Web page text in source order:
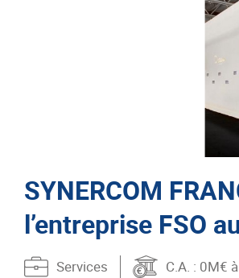
SYNERCOM
l’entreprise FSO
Services C.A. : 0M€